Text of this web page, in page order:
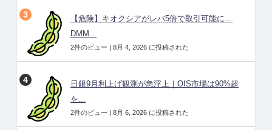
【危険】キオクシアがレバ5倍で取引可能に…
DMM...
2件のビュー | 8月 4, 2026 に投稿された
日銀9月利上げ観測が急浮上｜OIS市場は90%超
を...
2件のビュー | 8月 6, 2026 に投稿された